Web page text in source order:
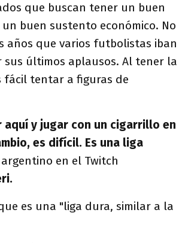
que buscan tener un buen
buen sustento económico. No
años que varios futbolistas iban
sus últimos aplausos. Al tener la
fácil tentar a figuras de
aquí y jugar con un cigarrillo en
es difícil. Es una liga
en el Twitch
es una "liga dura, similar a la